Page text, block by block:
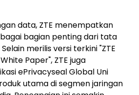
data, ZTE menempatkan
bagian penting dari tata
merilis versi terkini "ZTE
Paper", ZTE juga
ePrivacyseal Global Uni
utama di segmen jaringan